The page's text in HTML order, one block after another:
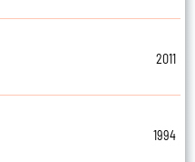
2011
1994